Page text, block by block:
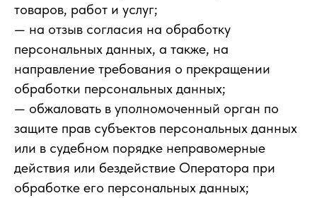
товаров, работ и услуг;
— на отзыв согласия на обработку
персональных данных, а также, на
направление требования о прекращении
обработки персональных данных;
— обжаловать в уполномоченный орган по
защите прав субъектов персональных данных
или в судебном порядке неправомерные
действия или бездействие Оператора при
обработке его персональных данных;